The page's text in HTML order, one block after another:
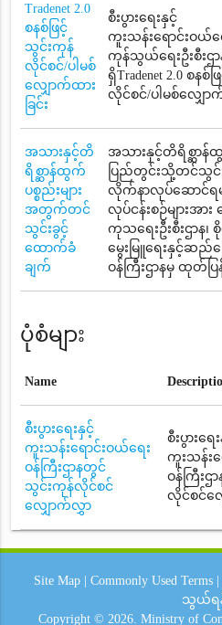
Tradenet 2.0
စနစ်ဖြင့်
သွင်းကုန်
လိုင်စင်/ပါမစ်
လျှောက်ထား
ခြင်း
စီးပွားရေးနှင့်
ကူးသန်းရောင်းဝယ်ရေ
ကုန်သွယ်ရေးဦးစီးဌ
ရှိTradenet 2.0 စနစ်
လိုင်စင်/ပါမစ်လျှောက်
အသားနှင့်တိ
ရိစ္ဆာန်ထွက်
ပစ္စည်းများ
အတွက်တင်
သွင်းခွင့်
ထောက်ခံ
ချက်
အသားနှင့်တိရိစ္ဆာန်ထွ
ပြည်တွင်းသို့တင်သွင်
လိုက်နာလုပ်ဆောင်
လုပ်ငန်းစဉ်များအား
ကုသရေးဦးစီးဌာန၊
မွေးမြူရေးနှင့်ဆည်မြ
ဝန်ကြီးဌာနမှ ထုတ်ပ
ပုံစံများ
Name
စီးပွားရေးနှင့်
ကူးသန်းရောင်းဝယ်ရေး
ဝန်ကြီးဌာနတွင်
သွင်းကုန်လိုင်စင်
လျှောက်လွှာ
စီးပွားရေ
ကူးသန်းရ
ဝန်ကြီး
လိုင်စင်လ
Site Map Commonly Used Terms
သွယ်ရ
Copyright © 2026. Ministry of